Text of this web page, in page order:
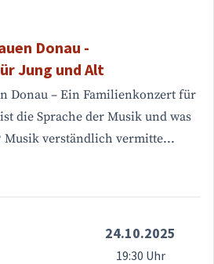
Donau -
Jung und Alt
Donau – Ein Familienkonzert für
die Sprache der Musik und was
Musik verständlich vermitte...
24.10.2025
19:30 Uhr